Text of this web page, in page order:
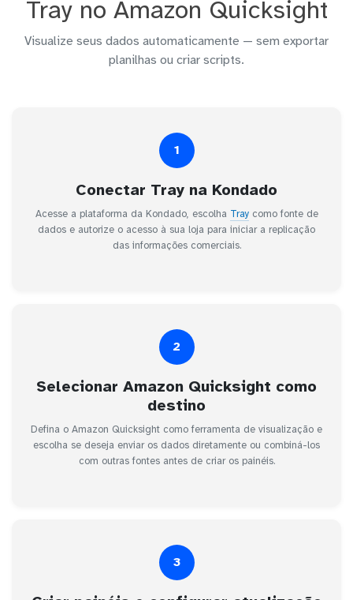
Tray no Amazon Quicksight
Visualize seus dados automaticamente — sem exportar
planilhas ou criar scripts.
1
Conectar Tray na Kondado
Acesse a plataforma da Kondado, escolha Traycomo fonte de
dados e autorize o acesso à sua loja para iniciar a replicação
das informações comerciais.
2
Selecionar Amazon Quicksight como
destino
Defina o Amazon Quicksight como ferramenta de visualização e
escolha se deseja enviar os dados diretamente ou combiná-los
com outras fontes antes de criar os painéis.
3